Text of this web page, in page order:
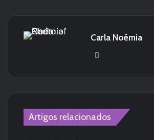
Carla Noémia
Artigos relacionados